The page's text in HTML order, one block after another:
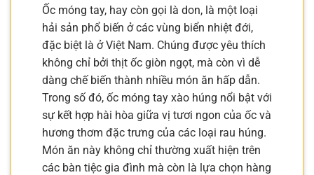
Ốc móng tay, hay còn gọi là don, là một loại
hải sản phổ biến ở các vùng biển nhiệt đới,
đặc biệt là ở Việt Nam. Chúng được yêu thích
không chỉ bởi thịt ốc giòn ngọt, mà còn vì dễ
dàng chế biến thành nhiều món ăn hấp dẫn.
Trong số đó, ốc móng tay xào húng nổi bật với
sự kết hợp hài hòa giữa vị tươi ngon của ốc và
hương thơm đặc trưng của các loại rau húng.
Món ăn này không chỉ thường xuất hiện trên
các bàn tiệc gia đình mà còn là lựa chọn hàng